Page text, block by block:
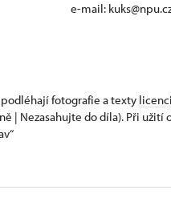
e-mail:
fotografie a texty
| Nezasahujte do díla). Při užití